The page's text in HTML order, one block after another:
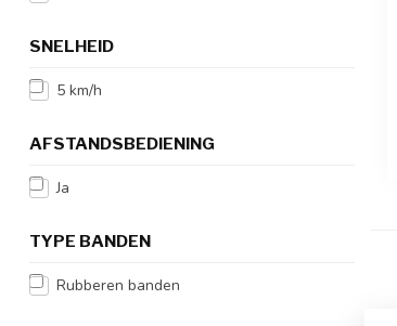
SNELHEID
5 km/h
AFSTANDSBEDIENING
Ja
TYPE BANDEN
Rubberen banden